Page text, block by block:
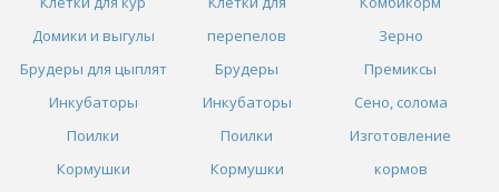
Домики и выгулы
Брудеры для цыплят
Инкубаторы
Поилки
Кормушки
перепелов
Брудеры
Инкубаторы
Поилки
Кормушки
Зерно
Премиксы
Сено, солома
Изготовление
кормов